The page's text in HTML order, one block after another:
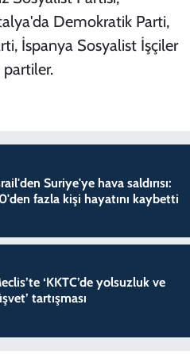
Demokratik Parti,
İspanya Sosyalist İşçiler
partiler.
Suriye'ye hava saldırısı:
fazla kişi hayatını kaybetti
‘KKTC’de yolsuzluk ve
tartışması